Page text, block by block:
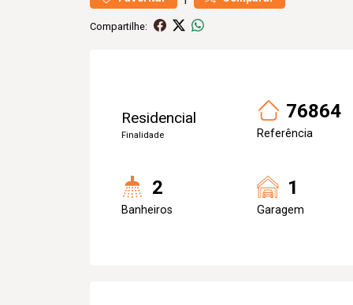
Compartilhe:
Residencial
Finalidade
76864
Referência
2
Banheiros
1
Garagem